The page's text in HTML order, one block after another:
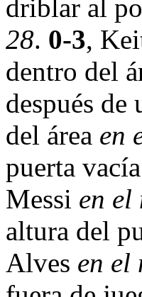
driblar al
28. 0-3,
dentro del
después
del área en
puerta
Messi en el
altura del
Alves en el